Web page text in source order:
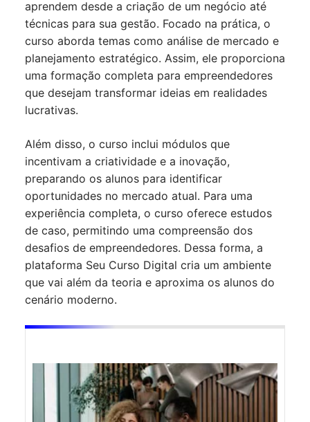
aprendem desde a criação de um negócio até
técnicas para sua gestão. Focado na prática, o
curso aborda temas como análise de mercado e
planejamento estratégico. Assim, ele proporciona
uma formação completa para empreendedores
que desejam transformar ideias em realidades
lucrativas.
Além disso, o curso inclui módulos que
incentivam a criatividade e a inovação,
preparando os alunos para identificar
oportunidades no mercado atual. Para uma
experiência completa, o curso oferece estudos
de caso, permitindo uma compreensão dos
desafios de empreendedores. Dessa forma, a
plataforma Seu Curso Digital cria um ambiente
que vai além da teoria e aproxima os alunos do
cenário moderno.